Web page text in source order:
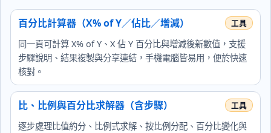
百分比計算器（X% of Y／佔比／增減）
同一頁可計算 X% of Y、X 佔 Y 百分比與增減後新數值，支援
步驟說明、結果複製與分享連結，手機電腦皆易用，便於快速
核對。
比、比例與百分比求解器（含步驟）
逐步處理比值約分、比例式求解、按比例分配、百分比變化與